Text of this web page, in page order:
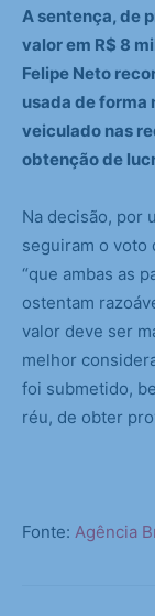
A sentença, de
valor em R$ 8
Felipe Neto
usada de
veiculado nas
obtenção de
Na decisão, por
seguiram o voto
“que ambas as
ostentam
valor deve ser
melhor
foi submetido,
réu, de obter
Fonte: Agência